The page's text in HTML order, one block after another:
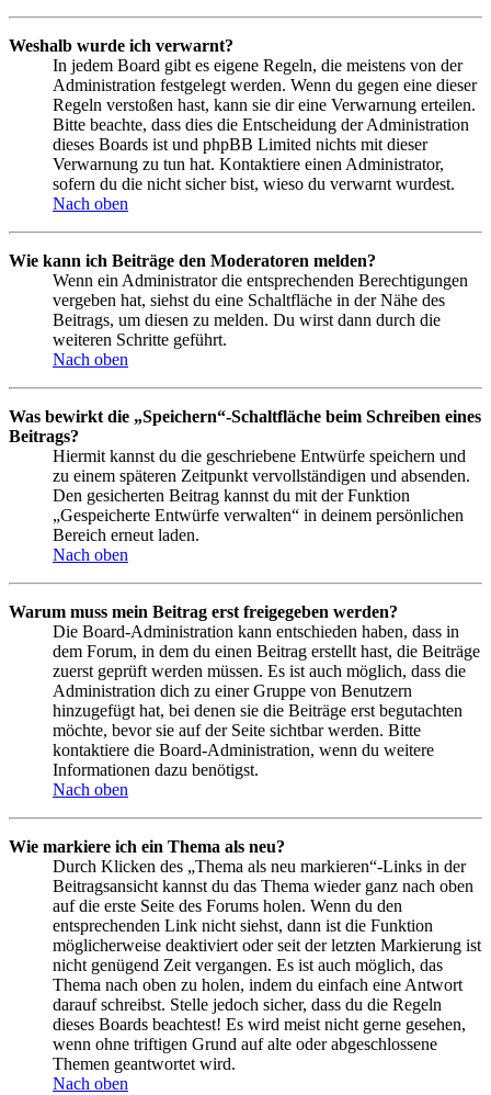
Weshalb wurde ich verwarnt?
In jedem Board gibt es eigene Regeln, die meistens von der
Administration festgelegt werden. Wenn du gegen eine dieser
Regeln verstoßen hast, kann sie dir eine Verwarnung erteilen.
Bitte beachte, dass dies die Entscheidung der Administration
dieses Boards ist und phpBB Limited nichts mit dieser
Verwarnung zu tun hat. Kontaktiere einen Administrator,
sofern du die nicht sicher bist, wieso du verwarnt wurdest.
Nach oben
Wie kann ich Beiträge den Moderatoren melden?
Wenn ein Administrator die entsprechenden Berechtigungen
vergeben hat, siehst du eine Schaltfläche in der Nähe des
Beitrags, um diesen zu melden. Du wirst dann durch die
weiteren Schritte geführt.
Nach oben
Was bewirkt die „Speichern“-Schaltfläche beim Schreiben eines
Beitrags?
Hiermit kannst du die geschriebene Entwürfe speichern und
zu einem späteren Zeitpunkt vervollständigen und absenden.
Den gesicherten Beitrag kannst du mit der Funktion
„Gespeicherte Entwürfe verwalten“ in deinem persönlichen
Bereich erneut laden.
Nach oben
Warum muss mein Beitrag erst freigegeben werden?
Die Board-Administration kann entschieden haben, dass in
dem Forum, in dem du einen Beitrag erstellt hast, die Beiträge
zuerst geprüft werden müssen. Es ist auch möglich, dass die
Administration dich zu einer Gruppe von Benutzern
hinzugefügt hat, bei denen sie die Beiträge erst begutachten
möchte, bevor sie auf der Seite sichtbar werden. Bitte
kontaktiere die Board-Administration, wenn du weitere
Informationen dazu benötigst.
Nach oben
Wie markiere ich ein Thema als neu?
Durch Klicken des „Thema als neu markieren“-Links in der
Beitragsansicht kannst du das Thema wieder ganz nach oben
auf die erste Seite des Forums holen. Wenn du den
entsprechenden Link nicht siehst, dann ist die Funktion
möglicherweise deaktiviert oder seit der letzten Markierung ist
nicht genügend Zeit vergangen. Es ist auch möglich, das
Thema nach oben zu holen, indem du einfach eine Antwort
darauf schreibst. Stelle jedoch sicher, dass du die Regeln
dieses Boards beachtest! Es wird meist nicht gerne gesehen,
wenn ohne triftigen Grund auf alte oder abgeschlossene
Themen geantwortet wird.
Nach oben